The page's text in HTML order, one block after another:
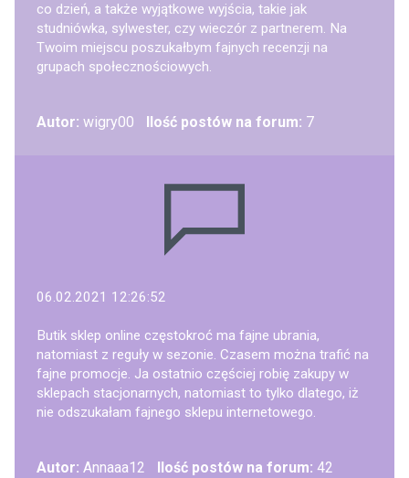
co dzień, a także wyjątkowe wyjścia, takie jak
studniówka, sylwester, czy wieczór z partnerem. Na
Twoim miejscu poszukałbym fajnych recenzji na
grupach społecznościowych.
Autor: wigry00 Ilość postów na forum: 7
06.02.2021 12:26:52
Butik sklep online częstokroć ma fajne ubrania,
natomiast z reguły w sezonie. Czasem można trafić na
fajne promocje. Ja ostatnio częściej robię zakupy w
sklepach stacjonarnych, natomiast to tylko dlatego, iż
nie odszukałam fajnego sklepu internetowego.
Autor: Annaaa12 Ilość postów na forum: 42